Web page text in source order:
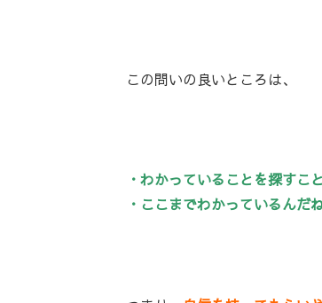
この問いの良いところは、
・わかっていることを探すこ
・ここまでわかっているんだ